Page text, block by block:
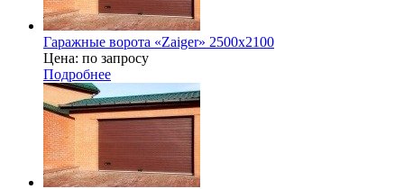
Гаражные ворота «Zaiger» 2500х2100
Цена: по запросу
Подробнее